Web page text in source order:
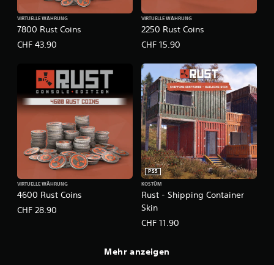
7800 Rust Coins
VIRTUELLE WÄHRUNG
CHF 43.90
2250 Rust Coins
VIRTUELLE WÄHRUNG
CHF 15.90
4600 Rust Coins
VIRTUELLE WÄHRUNG
CHF 28.90
Rust - Shipping Container
Skin
PS5
KOSTÜM
CHF 11.90
Mehr anzeigen